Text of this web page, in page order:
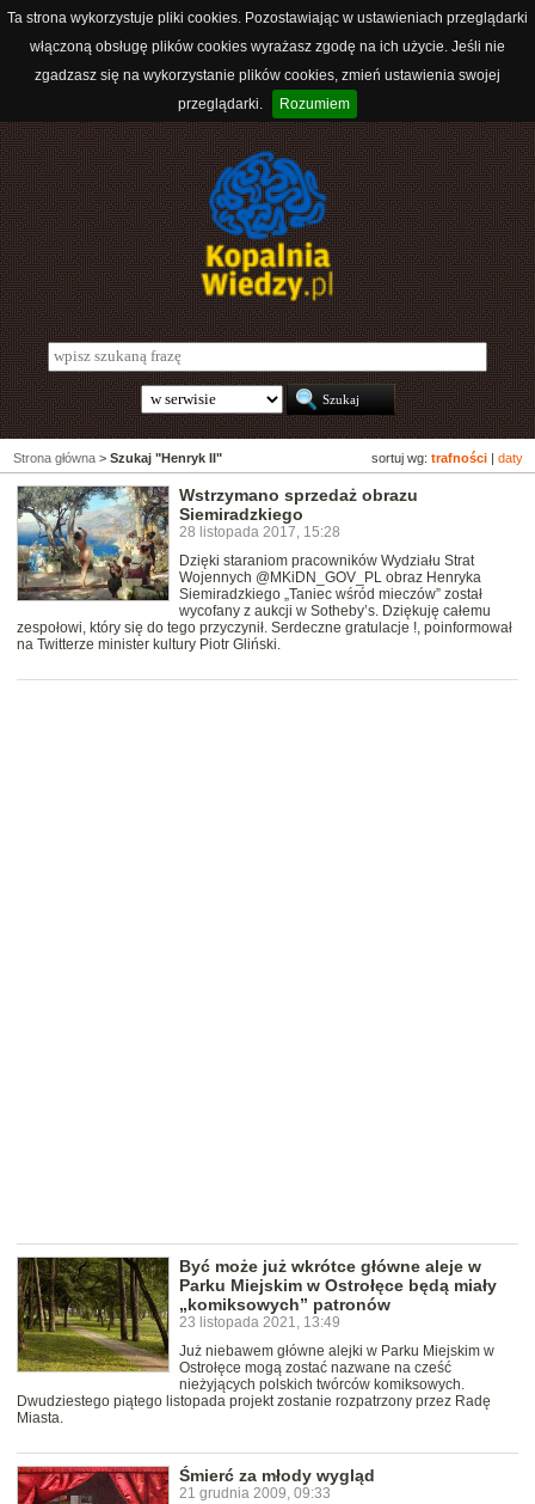
Ta strona wykorzystuje pliki cookies. Pozostawiając w ustawieniach przeglądarki
włączoną obsługę plików cookies wyrażasz zgodę na ich użycie. Jeśli nie
zgadzasz się na wykorzystanie plików cookies, zmień ustawienia swojej
przeglądarki.
Rozumiem
sortuj wg: trafności daty
Strona główna > Szukaj "Henryk II"
Wstrzymano sprzedaż obrazu
Siemiradzkiego
28 listopada 2017, 15:28
Dzięki staraniom pracowników Wydziału Strat
Wojennych @MKiDN_GOV_PL obraz Henryka
Siemiradzkiego „Taniec wśród mieczów” został
wycofany z aukcji w Sotheby’s. Dziękuję całemu
zespołowi, który się do tego przyczynił. Serdeczne gratulacje !, poinformował
na Twitterze minister kultury Piotr Gliński.
Być może już wkrótce główne aleje w
Parku Miejskim w Ostrołęce będą miały
„komiksowych” patronów
23 listopada 2021, 13:49
Już niebawem główne alejki w Parku Miejskim w
Ostrołęce mogą zostać nazwane na cześć
nieżyjących polskich twórców komiksowych.
Dwudziestego piątego listopada projekt zostanie rozpatrzony przez Radę
Miasta.
Śmierć za młody wygląd
21 grudnia 2009, 09:33